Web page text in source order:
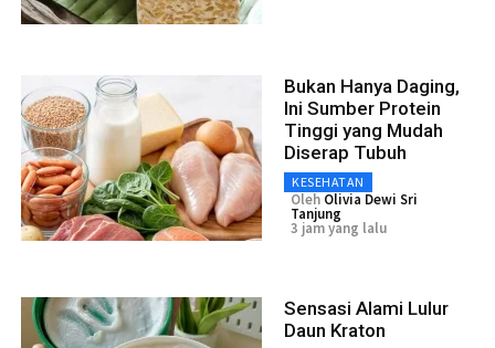
Bukan Hanya Daging,
Ini Sumber Protein
Tinggi yang Mudah
Diserap Tubuh
KESEHATAN
Oleh Olivia Dewi Sri
Tanjung
3 jam yang lalu
Sensasi Alami Lulur
Daun Kraton